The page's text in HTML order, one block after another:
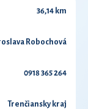
36,14 km
Robochová
0918 365 264
Trenčiansky kraj